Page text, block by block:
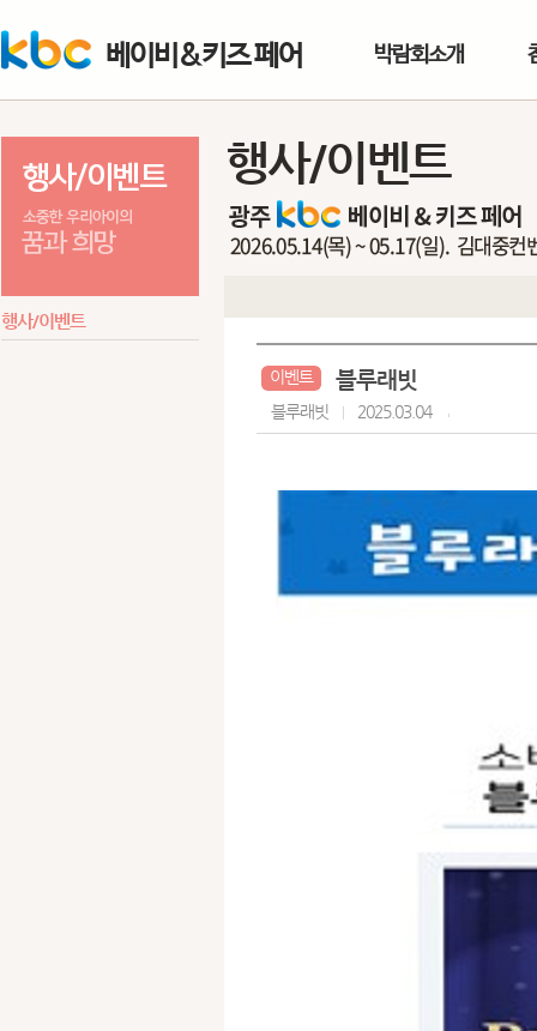
베이비&키즈 페어 박람회소개
행사/이벤트
행사/이벤트
이벤트 블루래빗
블루래빗 2025.03.04